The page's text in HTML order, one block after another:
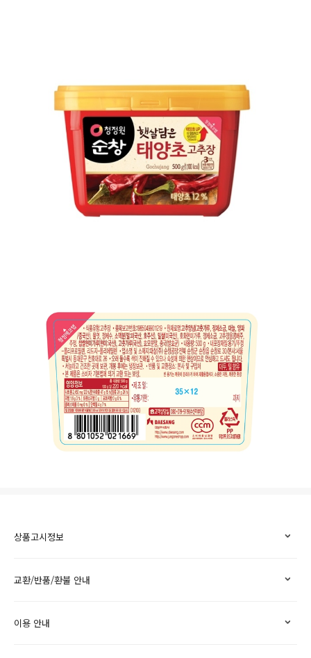
상품고시정보
교환/반품/환불 안내
이용 안내